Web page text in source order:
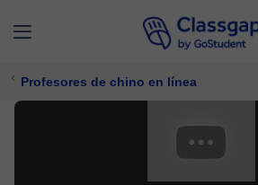
Profesores de chino en línea